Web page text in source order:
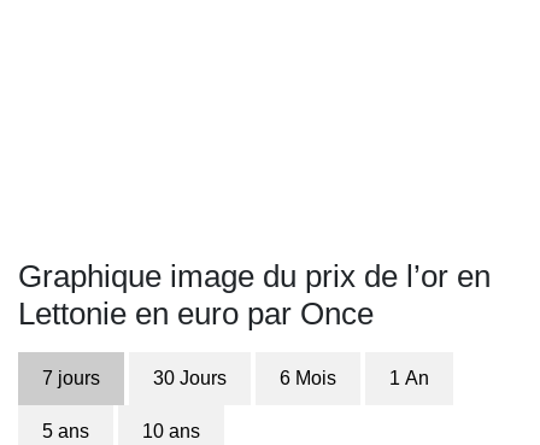
Graphique image du prix de l’or en
Lettonie en euro par Once
7 jours 30 Jours 6 Mois 1 An
5 ans 10 ans